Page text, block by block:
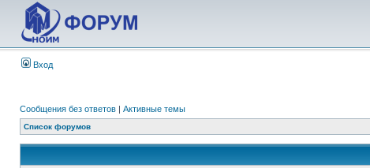
Вход
Сообщения без ответов | Активные темы
Список форумов